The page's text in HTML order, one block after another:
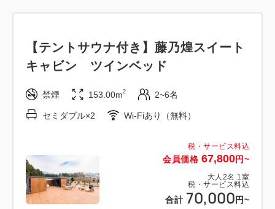
税・サービス料込
会員価格 67,800円~
大人 2名 1 室
税・サービス料込
合計 70,000 円~
【テントサウナ付き】藤乃煌スイート
キャビン ツインベッド
禁煙 153.00m2 2~6名
セミダブル×2 Wi-Fiあり（無料）